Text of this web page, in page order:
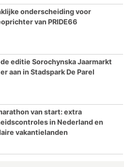
onderscheiding voor
van PRIDE66
editie Sorochynska Jaarmarkt
aan in Stadspark De Parel
van start: extra
in Nederland en
vakantielanden